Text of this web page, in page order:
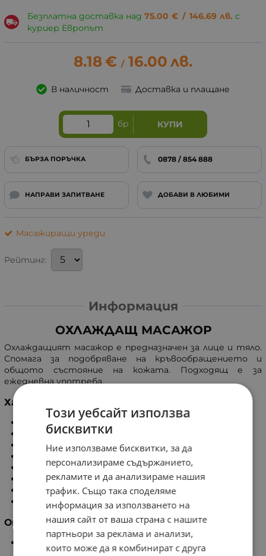
Безплатна доставка над 75.00 € / 146.69 лв. с
куриер Европът
8.18€ / 16.00 лв.
В наличност Доставка и плащане
бр КУПИ
БЪРЗА ПОРЪЧКА 0878 / 854 888
НАПРАВИ ЗАПИТВАНЕ ДОБАВИ В ЛЮБИМИ
Масажиращи уреди
Рейтинг:
Информация
ОХЛАЖДАЩ МАСАЖОР
Охлаждащият масажор е предназначен за лице и тяло.
Спомага за подобряване на кръвообращението и
общото състояние на кожата. Подходящ е за
ежедневна употреба.
Характеристики
Лед ролер за тяло и лице.
Спомага за подобряване на кръвообращението.
Удобен и лесен за използване.
С подвижна глава.
За употреба всеки ден.
Подходящ за всяка възраст.
Размер: 19 см х 8 см.
Опаковка
Този уебсайт използва
бисквитки
Ние използваме бисквитки, за да
персонализираме съдържанието,
рекламите и да анализираме нашия
трафик. Също така споделяме
информация за използването на
нашия сайт от ваша страна с нашите
партньори за реклама и анализи,
които може да я комбинират с друга